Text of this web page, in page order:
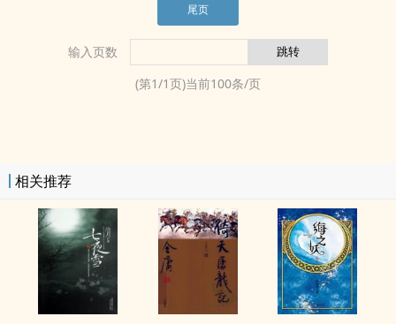
尾页
输入页数
(第1/1页)当前100条/页
相关推荐